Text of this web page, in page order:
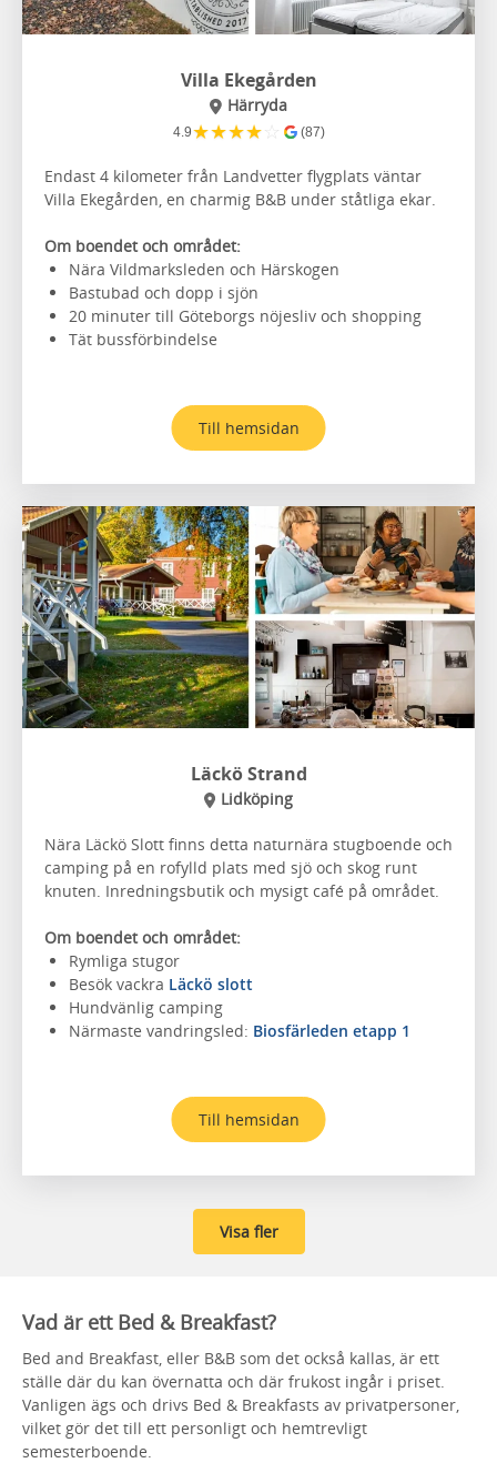
Villa Ekegården
Härryda
4.9★★★★☆ (87)
Endast 4 kilometer från Landvetter flygplats väntar
Villa Ekegården, en charmig B&B under ståtliga ekar.
Om boendet och området:
Nära Vildmarksleden och Härskogen
Bastubad och dopp i sjön
20 minuter till Göteborgs nöjesliv och shopping
Tät bussförbindelse
Till hemsidan
Läckö Strand
Lidköping
Nära Läckö Slott finns detta naturnära stugboende och
camping på en rofylld plats med sjö och skog runt
knuten. Inredningsbutik och mysigt café på området.
Om boendet och området:
Rymliga stugor
Besök vackra Läckö slott
Hundvänlig camping
Närmaste vandringsled: Biosfärleden etapp 1
Till hemsidan
Visa fler
Vad är ett Bed & Breakfast?
Bed and Breakfast, eller B&B som det också kallas, är ett
ställe där du kan övernatta och där frukost ingår i priset.
Vanligen ägs och drivs Bed & Breakfasts av privatpersoner,
vilket gör det till ett personligt och hemtrevligt
semesterboende.